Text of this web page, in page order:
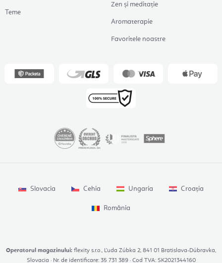
Teme
Zen și meditație
Aromaterapie
Favoritele noastre
Slovacia Cehia Ungaria Croația
România
Operatorul magazinului: flexity s.r.o., Ľuda Zúbka 2, 841 01 Bratislava-Dúbravka,
Slovacia · Nr. de identificare: 35 731 389 · Cod TVA: SK2021344160